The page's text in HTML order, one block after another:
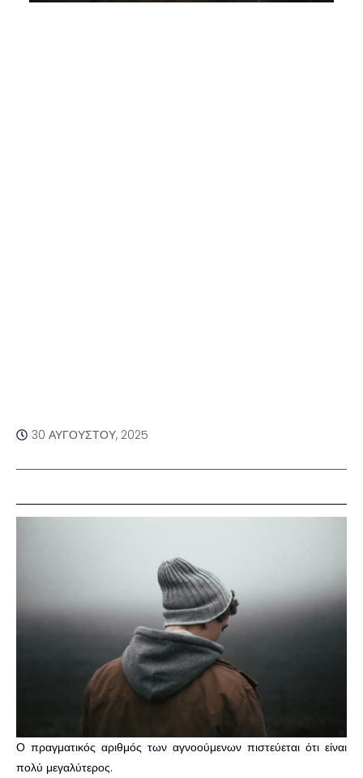
30 ΑΥΓΟΎΣΤΟΥ, 2025
Ο πραγματικός αριθμός των αγνοούμενων πιστεύεται ότι είναι
πολύ μεγαλύτερος.